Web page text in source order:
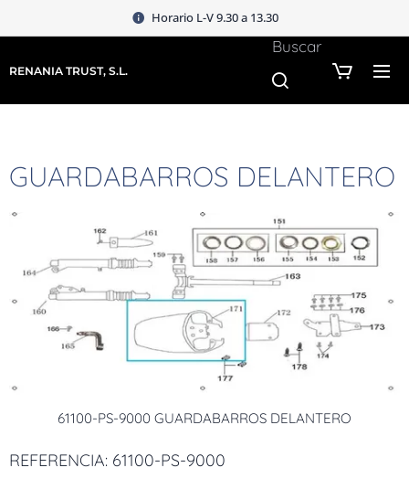
Horario L-V 9.30 a 13.30
RENANIA TRUST, S.L.
Buscar
GUARDABARROS DELANTERO
61100-PS-9000 GUARDABARROS DELANTERO
REFERENCIA: 61100-PS-9000